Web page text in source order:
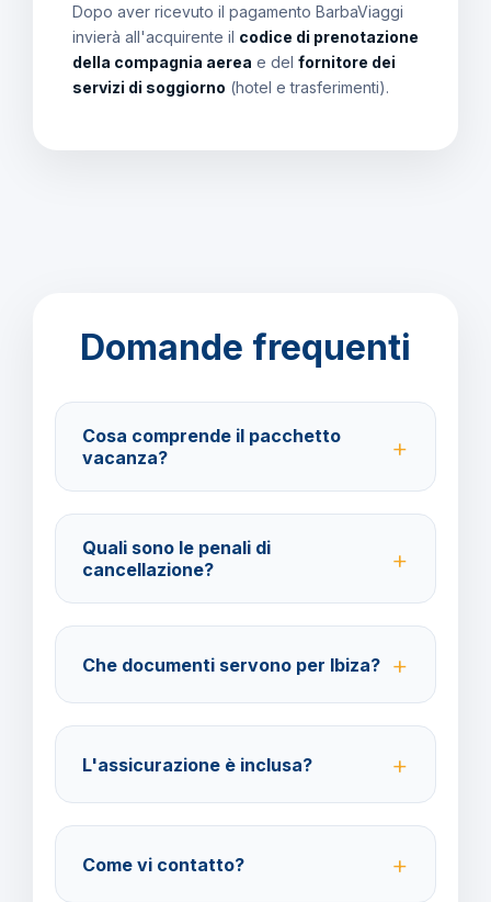
Dopo aver ricevuto il pagamento BarbaViaggi
invierà all'acquirente il codice di prenotazione
della compagnia aerea e del fornitore dei
servizi di soggiorno (hotel e trasferimenti).
Domande frequenti
Cosa comprende il pacchetto
vacanza?
trasferimenti, soggiorno in hotel 4 stelle con mezza
pensione e assistenza BarbaViaggi.
Quali sono le penali di
cancellazione?
29 giorni in poi. Con assicurazione facoltativa
rimborso 100%.
Che documenti servono per Ibiza?
corso di validità. Non serve il visto per cittadini
italiani.L'assicurazione è inclusa?
consigliate per coprire spese mediche,
annullamento e bagaglio.
Come vi contatto?